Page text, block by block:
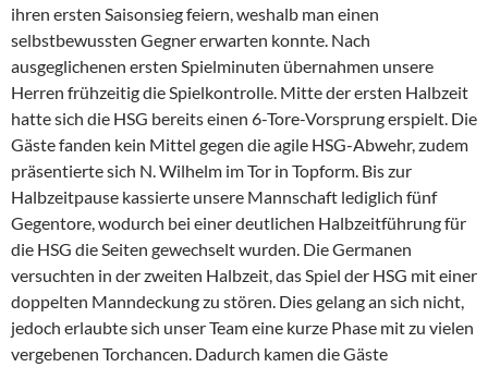
ihren ersten Saisonsieg feiern, weshalb man einen
selbstbewussten Gegner erwarten konnte. Nach
ausgeglichenen ersten Spielminuten übernahmen unsere
Herren frühzeitig die Spielkontrolle. Mitte der ersten Halbzeit
hatte sich die HSG bereits einen 6-Tore-Vorsprung erspielt. Die
Gäste fanden kein Mittel gegen die agile HSG-Abwehr, zudem
präsentierte sich N. Wilhelm im Tor in Topform. Bis zur
Halbzeitpause kassierte unsere Mannschaft lediglich fünf
Gegentore, wodurch bei einer deutlichen Halbzeitführung für
die HSG die Seiten gewechselt wurden. Die Germanen
versuchten in der zweiten Halbzeit, das Spiel der HSG mit einer
doppelten Manndeckung zu stören. Dies gelang an sich nicht,
jedoch erlaubte sich unser Team eine kurze Phase mit zu vielen
vergebenen Torchancen. Dadurch kamen die Gäste